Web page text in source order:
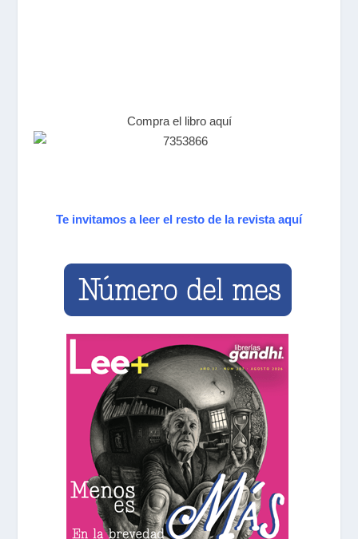
Compra el libro aquí
Te invitamos a leer el resto de la revista aquí